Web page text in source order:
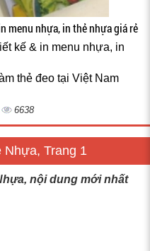
menu nhựa, in thẻ nhựa giá rẻ
kế & in menu nhựa, in
thẻ đeo tại Việt Nam
6638
Nhựa, Trang 1
nội dung mới nhất